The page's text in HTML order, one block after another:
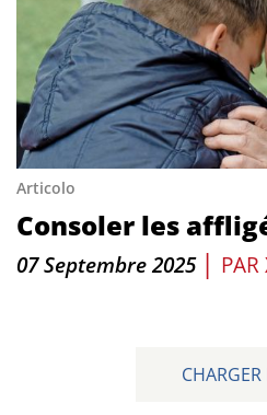
Articolo
Consoler les
07 Septembre 2025 | PAR
CHARGER